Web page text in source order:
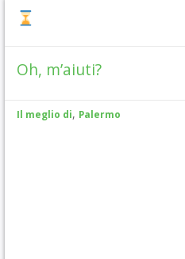
Oh, m’aiuti?
Il meglio di, Palermo